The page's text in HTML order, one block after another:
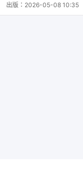
出版： 2026-05-08 10:35